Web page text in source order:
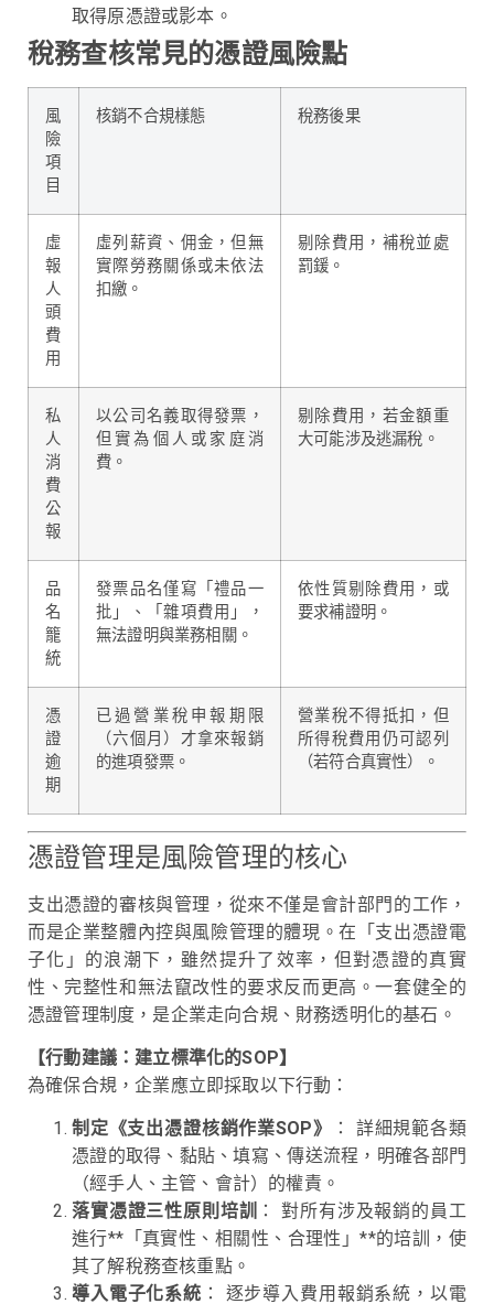
取得原憑證或影本。
稅務查核常見的憑證風險點
風
險
項
目
核銷不合規樣態 稅務後果
虛
報
人
頭
費
用
虛列薪資、佣金，但無
實際勞務關係或未依法
扣繳。
剔除費用，補稅並處
罰鍰。
私
人
消
費
公
報
以公司名義取得發票，
但實為個人或家庭消
費。
剔除費用，若金額重
大可能涉及逃漏稅。
品
名
籠
統
發票品名僅寫「禮品一
批」、「雜項費用」，
無法證明與業務相關。
依性質剔除費用，或
要求補證明。
憑
證
逾
期
已過營業稅申報期限
（六個月）才拿來報銷
的進項發票。
營業稅不得抵扣，但
所得稅費用仍可認列
（若符合真實性）。
憑證管理是風險管理的核心
支出憑證的審核與管理，從來不僅是會計部門的工作，
而是企業整體內控與風險管理的體現。在「支出憑證電
子化」的浪潮下，雖然提升了效率，但對憑證的真實
性、完整性和無法竄改性的要求反而更高。一套健全的
憑證管理制度，是企業走向合規、財務透明化的基石。
【行動建議：建立標準化的SOP】
為確保合規，企業應立即採取以下行動：
制定《支出憑證核銷作業SOP》
： 詳細規範各類
憑證的取得、黏貼、填寫、傳送流程，明確各部門
（經手人、主管、會計）的權責。
落實憑證三性原則培訓
： 對所有涉及報銷的員工
進行**「真實性、相關性、合理性」**的培訓，使
其了解稅務查核重點。
導入電子化系統 ： 逐步導入費用報銷系統，以電